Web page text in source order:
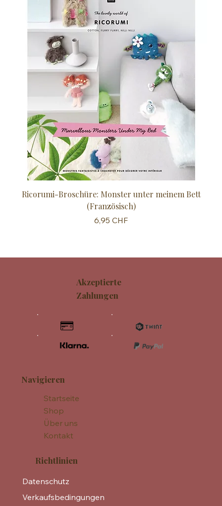
Ricorumi-Broschüre: Monster unter meinem Bett
(Französisch)
Preis
6,95 CHF
Navigieren
Startseite
Shop
Über uns
Kontakt
Richtlinien
Datenschutz
Verkaufsbedingungen
Akzeptierte
Zahlungen